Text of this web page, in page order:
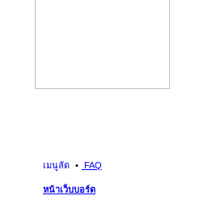
เมนูลัด FAQ
หน้าเว็บบอร์ด